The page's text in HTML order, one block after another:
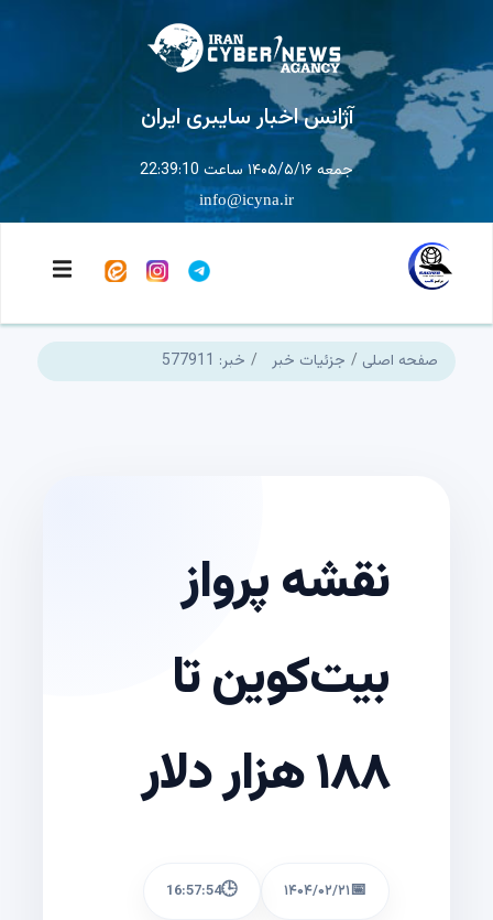
آژانس اخبار سایبری ایران
جمعه ۱۴۰۵/۵/۱۶ ساعت 22:39:11
info@icyna.ir
صفحه اصلی جزئیات خبر خبر: 577911
نقشه پرواز
بیت‌کوین تا
۱۸۸ هزار دلار
📅۱۴۰۴/۰۲/۲۱ 🕒
16:57:54